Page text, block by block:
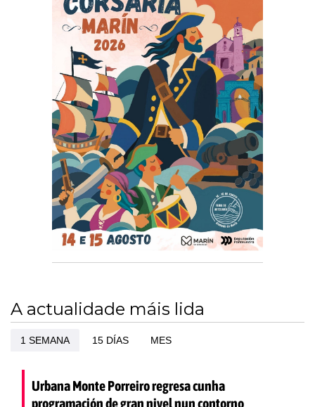
A actualidade máis lida
1 SEMANA 15 DÍAS MES
Urbana Monte Porreiro regresa cunha
programación de gran nivel nun contorno